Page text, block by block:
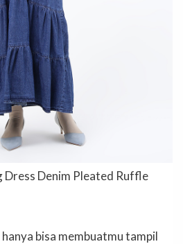
Dress Denim Pleated Ruffle
bisa membuatmu tampil